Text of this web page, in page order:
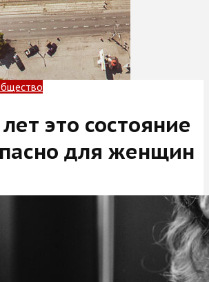
это состояние
для женщин